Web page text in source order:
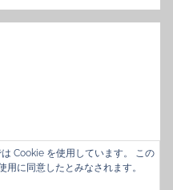
Cookie を使用しています。 この
に同意したとみなされます。